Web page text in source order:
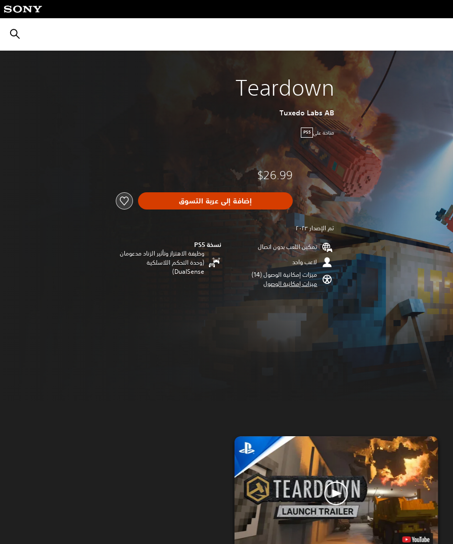
Teardown
Tuxedo Labs AB
متاحة على PS5
$26.99
إضافة إلى عربة التسوق
تم الإصدار ٢٠٢٣
تمكين اللعب بدون اتصال
لاعب واحد
ميزات إمكانية الوصول (14)‏
ميزات إمكانية الوصول
نسخة PS5‏
وظيفة الاهتزاز وتأثير الزناد مدعومان
(وحدة التحكم اللاسلكية
DualSense‏)